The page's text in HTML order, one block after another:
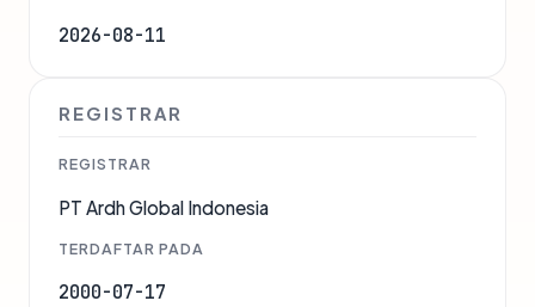
2026-08-11
REGISTRAR
REGISTRAR
PT Ardh Global Indonesia
TERDAFTAR PADA
2000-07-17